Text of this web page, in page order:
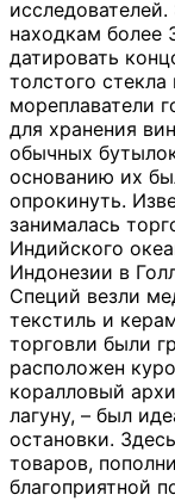
находкам более
датировать
толстого
мореплаватели
для хранения
обычных
основанию их
опрокинуть.
занималась
Индийского
Индонезии в
Специй везли
текстиль и
торговли были
расположен
коралловый
лагуну, – был
остановки.
товаров,
благоприятной